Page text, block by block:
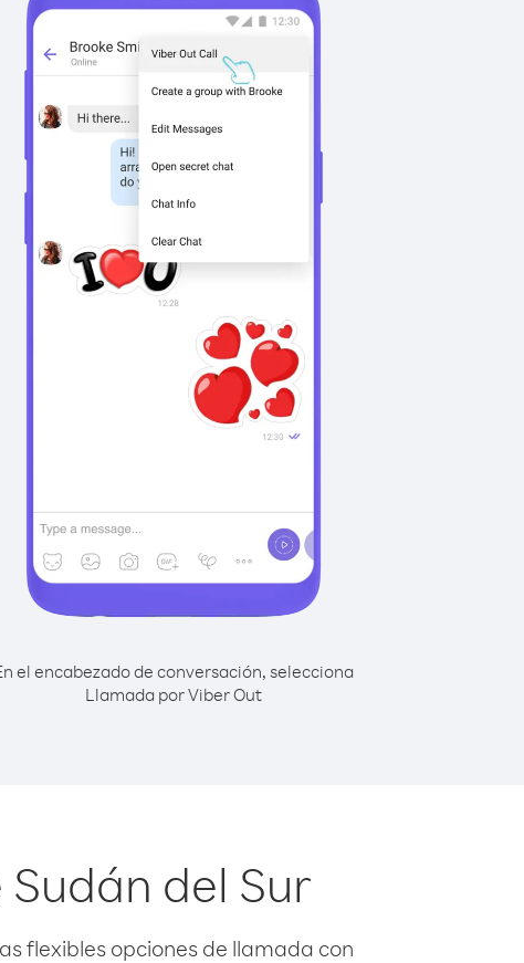
el encabezado de conversación, selecciona
Llamada por Viber Out
del Sur
flexibles opciones de llamada con